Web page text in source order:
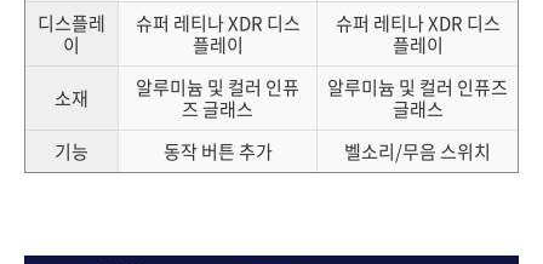
디스플레
이
슈퍼 레티나 XDR 디스
플레이
슈퍼 레티나 XDR 디스
플레이
소재
알루미늄 및 컬러 인퓨
즈 글래스
알루미늄 및 컬러 인퓨즈
글래스
기능
동작 버튼 추가 벨소리/무음 스위치